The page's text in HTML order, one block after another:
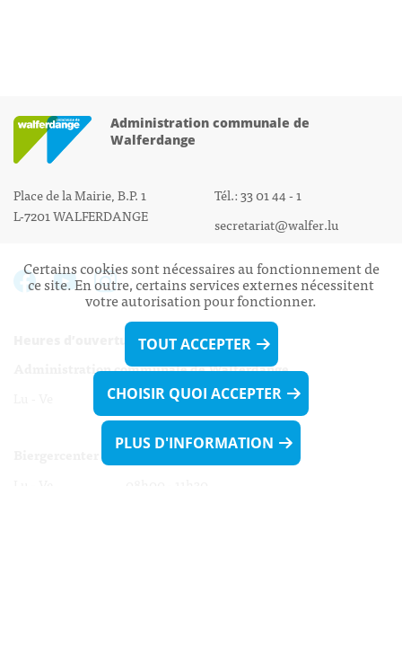
Administration communale de
Walferdange
Place de la Mairie, B.P. 1
L-7201 WALFERDANGE
Tél.: 33 01 44 - 1
secretariat@walfer.lu
Heures d’ouverture:
Administration communale de Walferdange
Lu - Ve 08h00 - 11h30
13h30 - 16h00
Certains cookies sont nécessaires au fonctionnement de
ce site. En outre, certains services externes nécessitent
votre autorisation pour fonctionner.
TOUT ACCEPTER
CHOISIR QUOI ACCEPTER
PLUS D'INFORMATION